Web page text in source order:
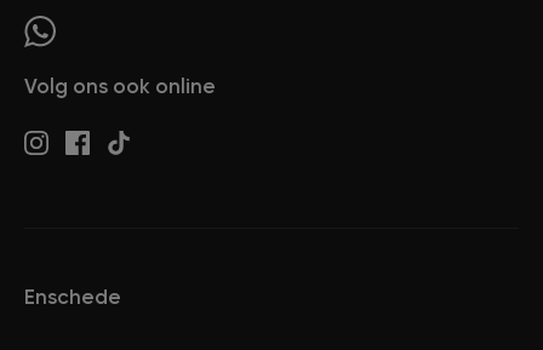
Volg ons ook online
Enschede